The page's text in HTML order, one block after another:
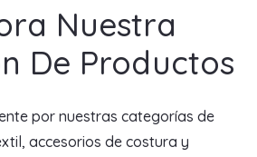
Nuestra
De Productos
por nuestras categorías de
accesorios de costura y